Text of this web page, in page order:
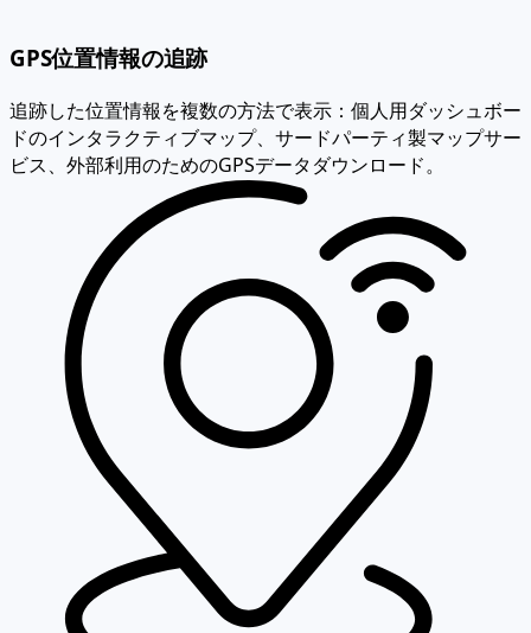
GPS位置情報の追跡
追跡した位置情報を複数の方法で表示：個人用ダッシュボー
ドのインタラクティブマップ、サードパーティ製マップサー
ビス、外部利用のためのGPSデータダウンロード。